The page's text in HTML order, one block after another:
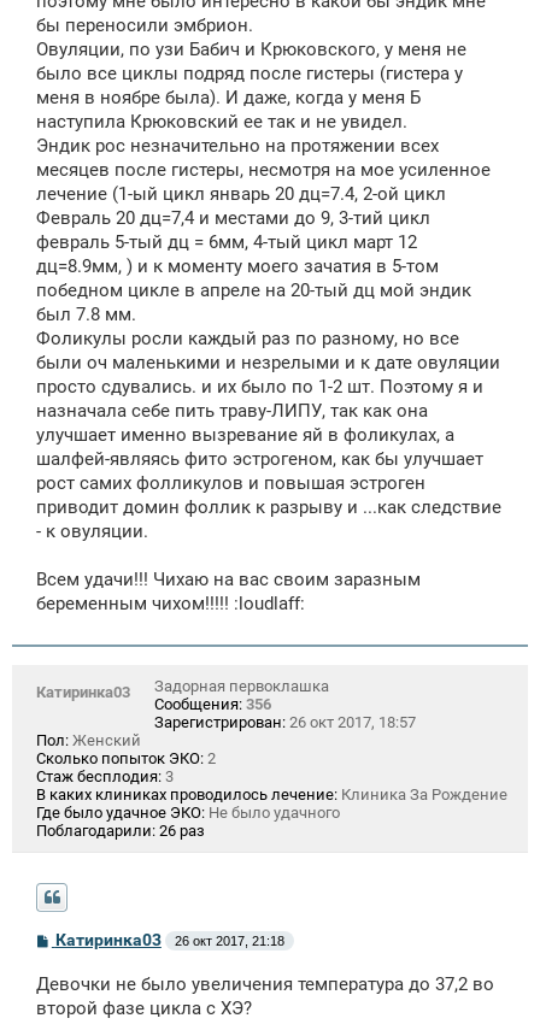
бы переносили эмбрион.
Овуляции, по узи Бабич и Крюковского, у меня не
было все циклы подряд после гистеры (гистера у
меня в ноябре была). И даже, когда у меня Б
наступила Крюковский ее так и не увидел.
Эндик рос незначительно на протяжении всех
месяцев после гистеры, несмотря на мое усиленное
лечение (1-ый цикл январь 20 дц=7.4, 2-ой цикл
Февраль 20 дц=7,4 и местами до 9, 3-тий цикл
февраль 5-тый дц = 6мм, 4-тый цикл март 12
дц=8.9мм, ) и к моменту моего зачатия в 5-том
победном цикле в апреле на 20-тый дц мой эндик
был 7.8 мм.
Фоликулы росли каждый раз по разному, но все
были оч маленькими и незрелыми и к дате овуляции
просто сдувались. и их было по 1-2 шт. Поэтому я и
назначала себе пить траву-ЛИПУ, так как она
улучшает именно вызревание яй в фоликулах, а
шалфей-являясь фито эстрогеном, как бы улучшает
рост самих фолликулов и повышая эстроген
приводит домин фоллик к разрыву и ...как следствие
- к овуляции.
Всем удачи!!! Чихаю на вас своим заразным
беременным чихом!!!!! :loudlaff:
Катиринка03
Задорная первоклашка
Сообщения: 356
Зарегистрирован: 26 окт 2017, 18:57
Пол: Женский
Сколько попыток ЭКО: 2
Стаж бесплодия: 3
В каких клиниках проводилось лечение: Клиника За Рождение
Где было удачное ЭКО: Не было удачного
Поблагодарили: 26 раз
С
о
б
щ
Катиринка03 26 окт 2017, 21:18
Девочки не было увеличения температура до 37,2 во
второй фазе цикла с ХЭ?